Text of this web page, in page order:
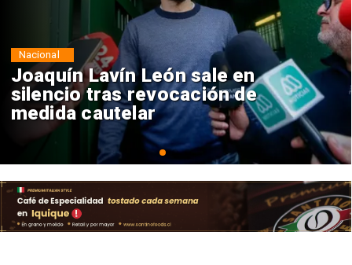
Chile y Venezuela formalizan
reinicio de relaciones
consulares
Nacional